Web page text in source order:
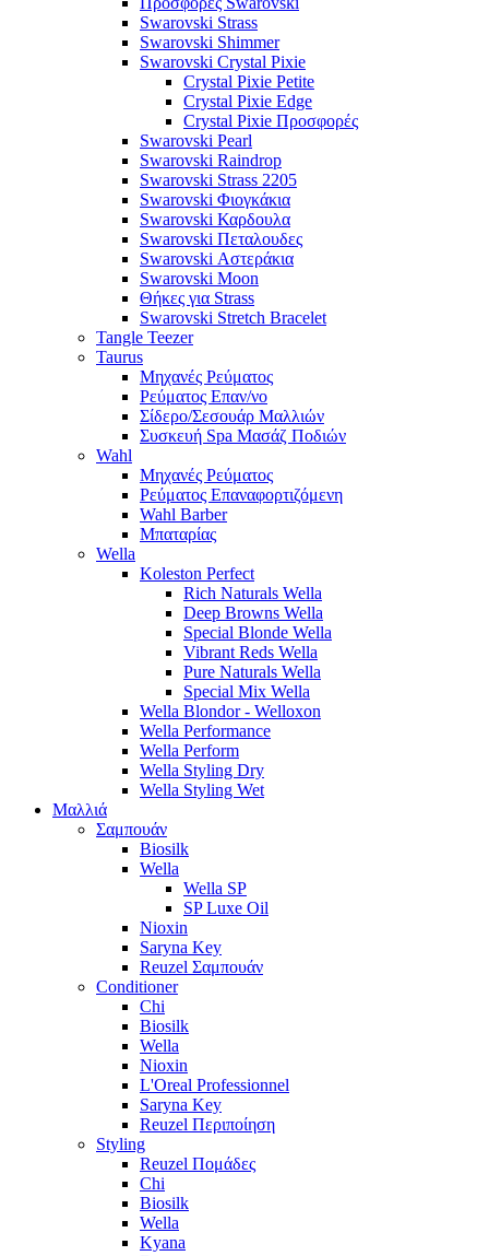
Swarovski Strass
Swarovski Shimmer
Swarovski Crystal Pixie
Crystal Pixie Petite
Crystal Pixie Edge
Crystal Pixie Προσφορές
Swarovski Pearl
Swarovski Raindrop
Swarovski Strass 2205
Swarovski Φιογκάκια
Swarovski Καρδουλα
Swarovski Πεταλουδες
Swarovski Αστεράκια
Swarovski Moon
Θήκες για Strass
Swarovski Stretch Bracelet
Tangle Teezer
Taurus
Μηχανές Ρεύματος
Ρεύματος Επαν/νο
Σίδερο/Σεσουάρ Μαλλιών
Συσκευή Spa Μασάζ Ποδιών
Wahl
Μηχανές Ρεύματος
Ρεύματος Επαναφορτιζόμενη
Wahl Barber
Μπαταρίας
Wella
Koleston Perfect
Rich Naturals Wella
Deep Browns Wella
Special Blonde Wella
Vibrant Reds Wella
Pure Naturals Wella
Special Mix Wella
Wella Blondor - Welloxon
Wella Performance
Wella Perform
Wella Styling Dry
Wella Styling Wet
Μαλλιά
Σαμπουάν
Biosilk
Wella
Wella SP
SP Luxe Oil
Nioxin
Saryna Key
Reuzel Σαμπουάν
Conditioner
Chi
Biosilk
Wella
Nioxin
L'Oreal Professionnel
Saryna Key
Reuzel Περιποίηση
Styling
Reuzel Πομάδες
Chi
Biosilk
Wella
Kyana